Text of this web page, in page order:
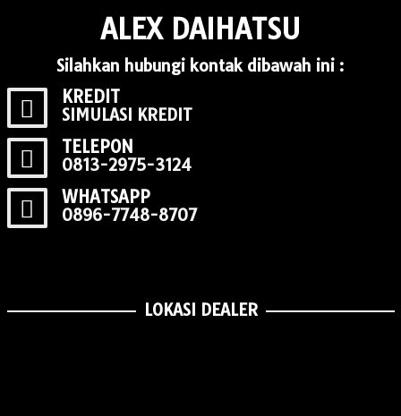
ALEX DAIHATSU
Silahkan hubungi kontak dibawah ini :
KREDIT
SIMULASI KREDIT
TELEPON
0813-2975-3124
WHATSAPP
0896-7748-8707
LOKASI DEALER